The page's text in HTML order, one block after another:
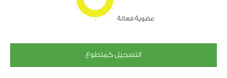
عضوية فعالة
التسجيل كمتطوع